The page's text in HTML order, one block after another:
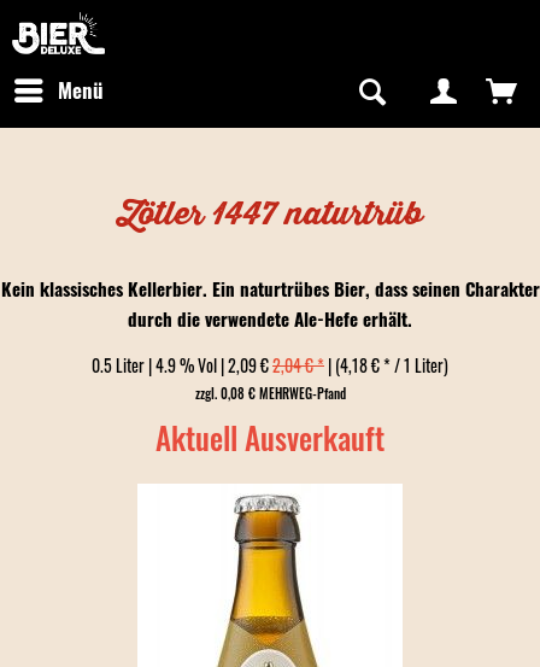
Kostenfreier Versand in Deutschland
Menü
Zötler 1447 naturtrüb
Kein klassisches Kellerbier. Ein naturtrübes Bier, dass seinen Charakter
durch die verwendete Ale-Hefe erhält.
0.5 Liter | 4.9 % Vol | 2,09 €2,04 € *| (4,18 € * / 1 Liter)
zzgl. 0,08 € MEHRWEG-Pfand
Aktuell Ausverkauft